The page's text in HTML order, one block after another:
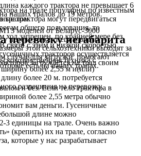
каждого трактора не превышает 6
наших тралов до 19 метров.
моделей от Беларус-3000
у перевозчика специального
этой сельхозтехники выходят за
случае для загрузки помогают
есть на наших тралах.
на трале популярны по известным
трактора могут передвигаться
общего пользования, то
ход запрещен, по крайней мере без
связи с этим и низкой скоростью
тракторов осуществляется
загружается на трал своим
и без. Если тело трактора в
более 2,55 метра обычно
вам деньги. Гусеничные
длине можно
3 единицы на трале. Очень важно
(крепить) их на трале, согласно
которые у нас разрабатывает
перевозку негабарита
техника с
более 2,55 м и(или)
более 20 м. потребуется
разрешения на перевозку.